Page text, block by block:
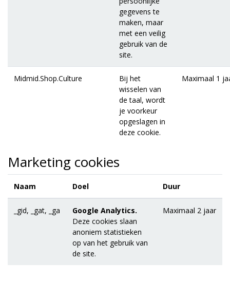
gegevens te
maken, maar
met een veilig
gebruik van de
site.
Midmid.Shop.Culture
Bij het
wisselen van
de taal, wordt
je voorkeur
opgeslagen in
deze cookie.
Maximaal 1
Marketing cookies
Naam Doel Duur
_gid, _gat, _ga
Google Analytics.
Deze cookies slaan
anoniem statistieken
op van het gebruik van
de site.
Maximaal 2 jaar